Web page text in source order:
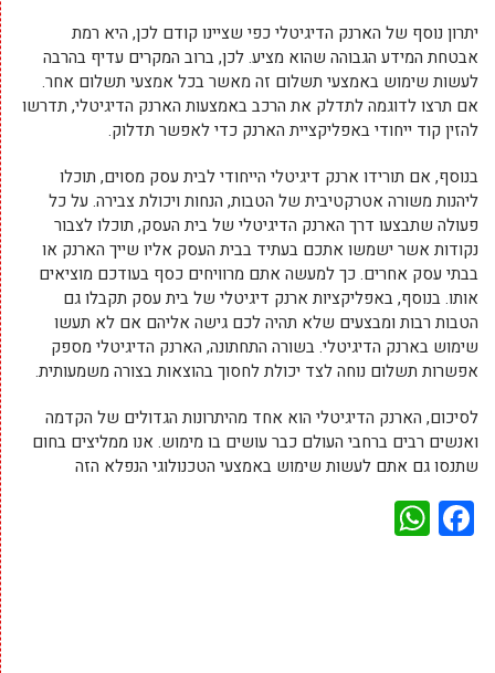
יתרון נוסף של הארנק הדיגיטלי כפי שציינו קודם לכן, היא רמת
אבטחת המידע הגבוהה שהוא מציע. לכן, ברוב המקרים עדיף בהרבה
לעשות שימוש באמצעי תשלום זה מאשר בכל אמצעי תשלום אחר.
אם תרצו לדוגמה לתדלק את הרכב באמצעות הארנק הדיגיטלי, תדרשו
להזין קוד ייחודי באפליקציית הארנק כדי לאפשר תדלוק.
בנוסף, אם תורידו ארנק דיגיטלי הייחודי לבית עסק מסוים, תוכלו
ליהנות משורה אטרקטיבית של הטבות, הנחות ויכולת צבירה. על כל
פעולה שתבצעו דרך הארנק הדיגיטלי של בית העסק, תוכלו לצבור
נקודות אשר ישמשו אתכם בעתיד בבית העסק אליו שייך הארנק או
בבתי עסק אחרים. כך למעשה אתם מרוויחים כסף בעודכם מוציאים
אותו. בנוסף, באפליקציות ארנק דיגיטלי של בית עסק תקבלו גם
הטבות רבות ומבצעים שלא תהיה לכם גישה אליהם אם לא תעשו
שימוש בארנק הדיגיטלי. בשורה התחתונה, הארנק הדיגיטלי מספק
אפשרות תשלום נוחה לצד יכולת לחסוך בהוצאות בצורה משמעותית.
לסיכום, הארנק הדיגיטלי הוא אחד מהיתרונות הגדולים של הקדמה
ואנשים רבים ברחבי העולם כבר עושים בו מימוש. אנו ממליצים בחום
שתנסו גם אתם לעשות שימוש באמצעי הטכנולוגי הנפלא הזה
Facebook